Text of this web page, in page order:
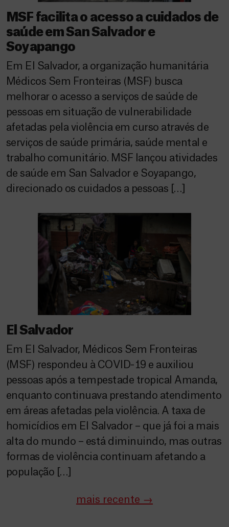
MSF facilita o acesso a cuidados de
saúde em San Salvador e
Soyapango
Em El Salvador, a organização humanitária
Médicos Sem Fronteiras (MSF) busca
melhorar o acesso a serviços de saúde de
pessoas em situação de vulnerabilidade
afetadas pela violência em curso através de
serviços de saúde primária, saúde mental e
trabalho comunitário. MSF lançou atividades
de saúde em San Salvador e Soyapango,
direcionado os cuidados a pessoas […]
El Salvador
Em El Salvador, Médicos Sem Fronteiras
(MSF) respondeu à COVID-19 e auxiliou
pessoas após a tempestade tropical Amanda,
enquanto continuava prestando atendimento
em áreas afetadas pela violência. A taxa de
homicídios em El Salvador – que já foi a mais
alta do mundo – está diminuindo, mas outras
formas de violência continuam afetando a
população […]
mais recente →